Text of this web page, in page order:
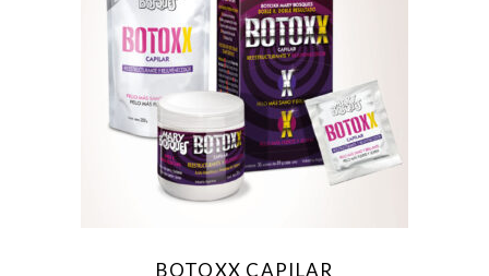
BOTOXX CAPILAR